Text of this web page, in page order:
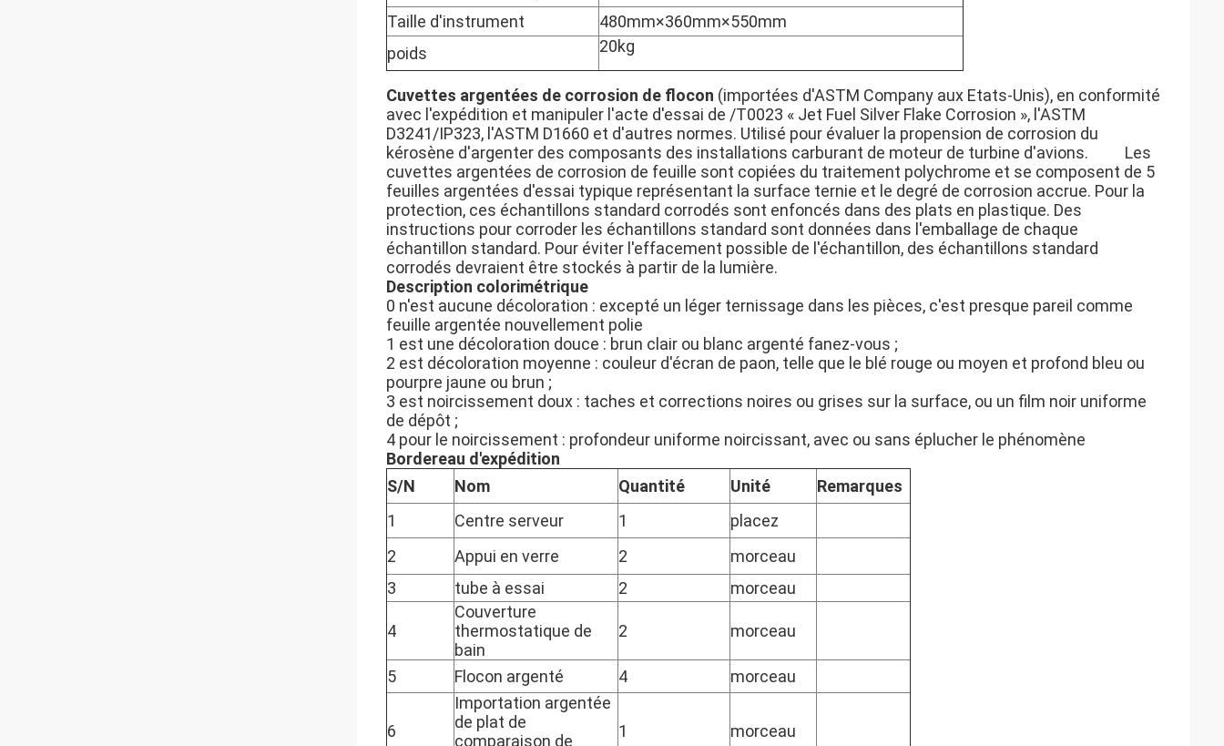
Taille d'instrument
480mm×360mm×550mm
poids
20kg
Cuvettes argentées de corrosion de flocon (importées d'ASTM Company aux Etats-Unis), en conformité
avec l'expédition et manipuler l'acte d'essai de /T0023 « Jet Fuel Silver Flake Corrosion », l'ASTM
D3241/IP323, l'ASTM D1660 et d'autres normes. Utilisé pour évaluer la propension de corrosion du
kérosène d'argenter des composants des installations carburant de moteur de turbine d'avions. Les
cuvettes argentées de corrosion de feuille sont copiées du traitement polychrome et se composent de 5
feuilles argentées d'essai typique représentant la surface ternie et le degré de corrosion accrue. Pour la
protection, ces échantillons standard corrodés sont enfoncés dans des plats en plastique. Des
instructions pour corroder les échantillons standard sont données dans l'emballage de chaque
échantillon standard. Pour éviter l'effacement possible de l'échantillon, des échantillons standard
corrodés devraient être stockés à partir de la lumière.
Description colorimétrique
0 n'est aucune décoloration : excepté un léger ternissage dans les pièces, c'est presque pareil comme
feuille argentée nouvellement polie
1 est une décoloration douce : brun clair ou blanc argenté fanez-vous ;
2 est décoloration moyenne : couleur d'écran de paon, telle que le blé rouge ou moyen et profond bleu ou
pourpre jaune ou brun ;
3 est noircissement doux : taches et corrections noires ou grises sur la surface, ou un film noir uniforme
de dépôt ;
4 pour le noircissement : profondeur uniforme noircissant, avec ou sans éplucher le phénomène
Bordereau d'expédition
S/N
Nom Quantité Unité
Remarques
1
Centre serveur 1
placez
2
Appui en verre 2
morceau
3
tube à essai 2 morceau
4
Couverture
thermostatique de
bain
2 morceau
5 Flocon argenté 4 morceau
6
Importation argentée
de plat de
comparaison de
1 morceau